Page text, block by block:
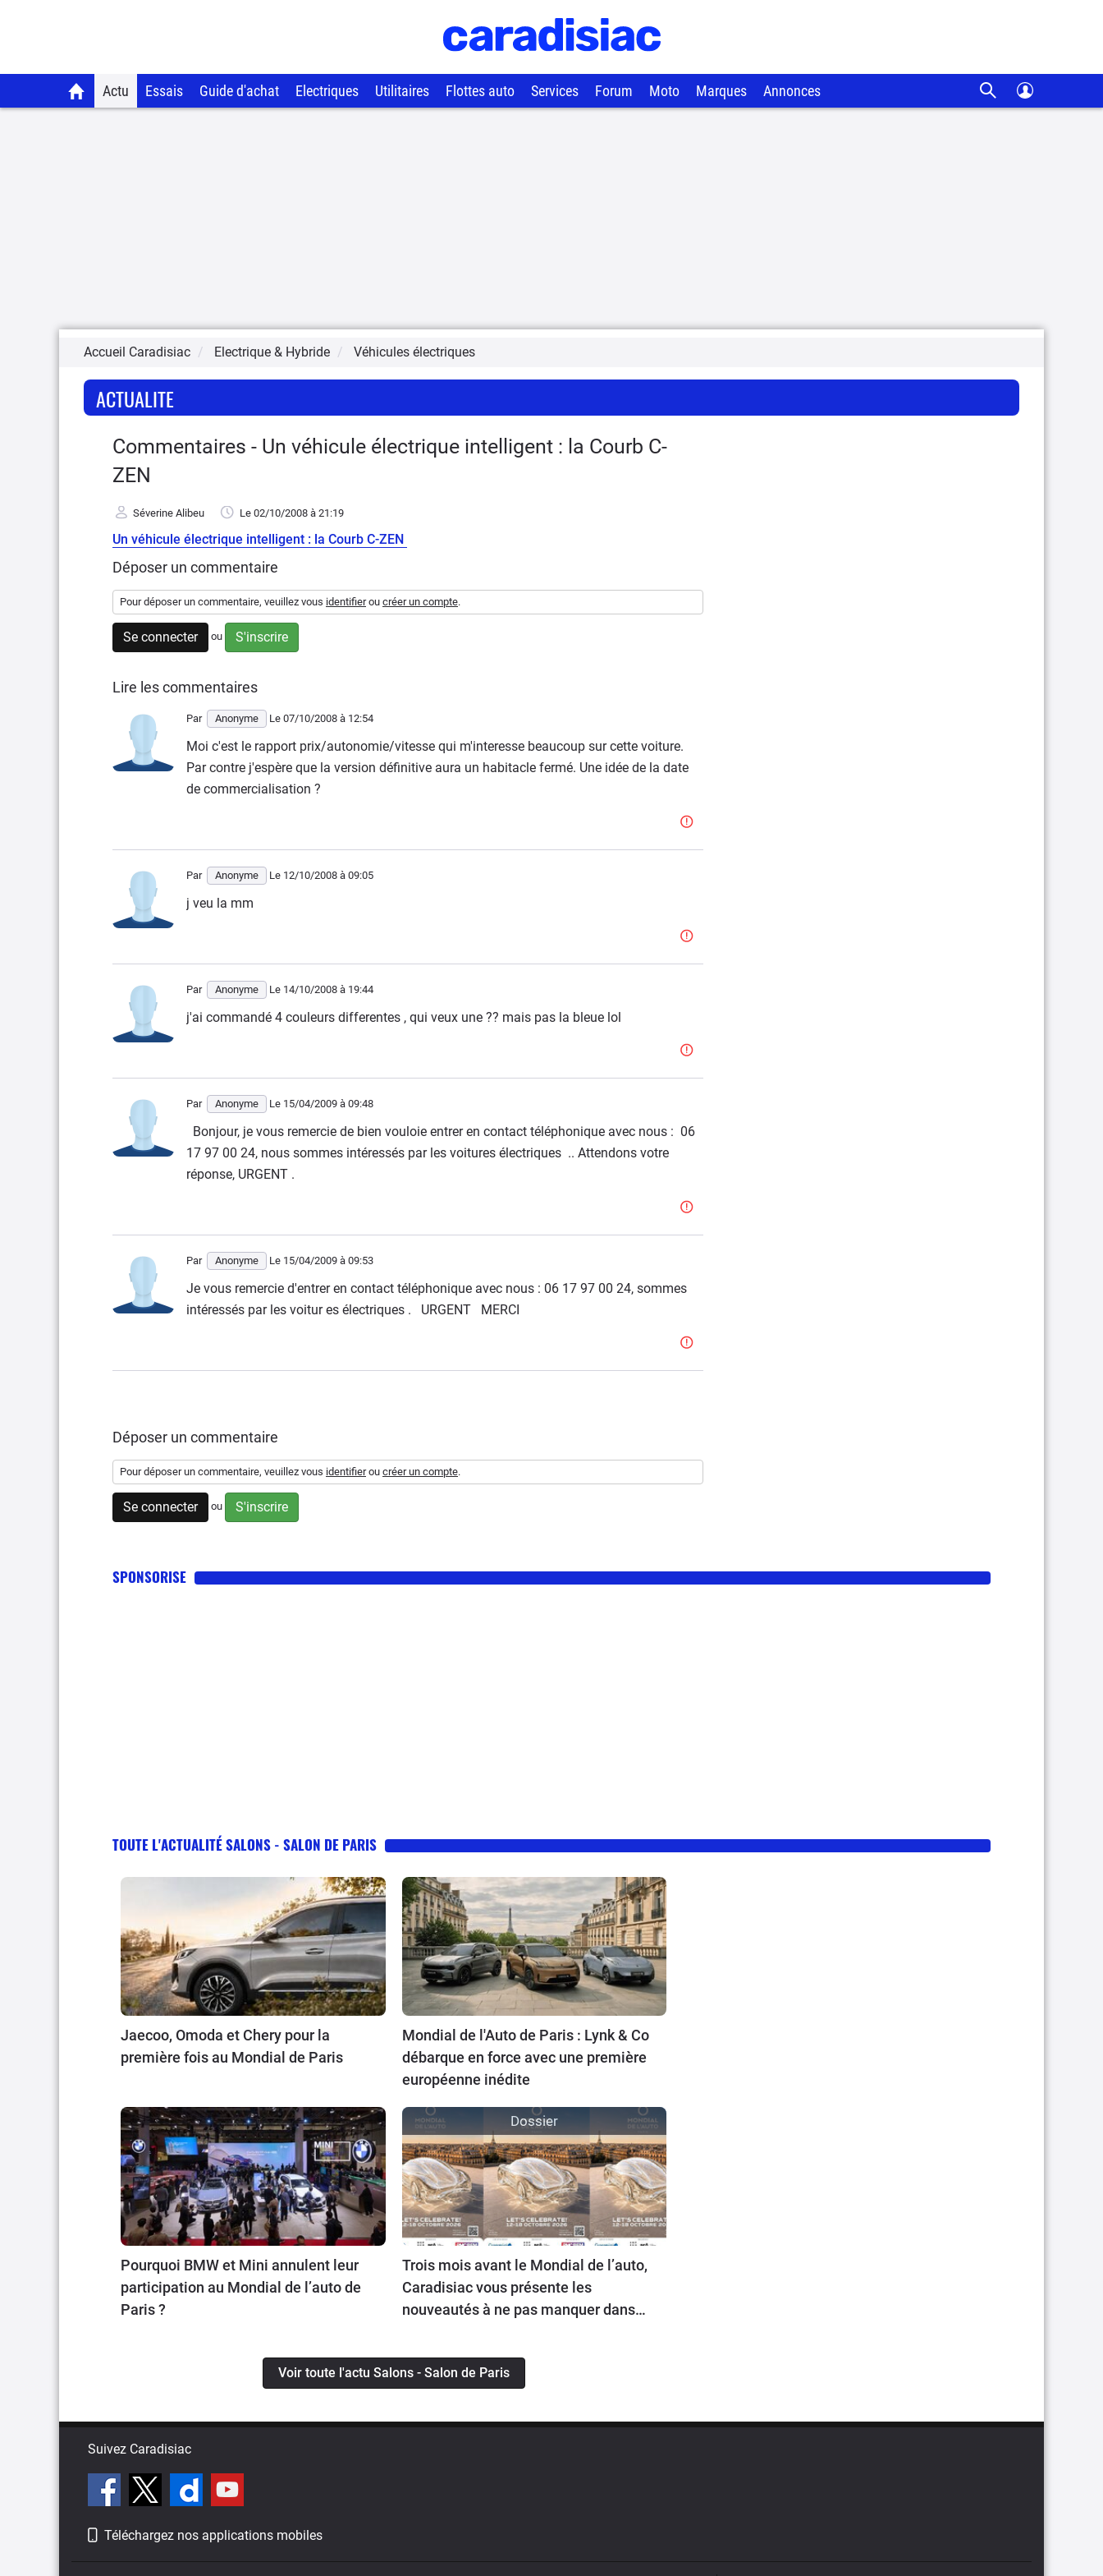
Actu Essais Guide d'achat Electriques Utilitaires Flottes auto Services Forum Moto Marques Annonces
Accueil Caradisiac Electrique & Hybride Véhicules électriques
ACTUALITE
Commentaires - Un véhicule électrique intelligent : la Courb C-
ZEN
Séverine Alibeu Le 02/10/2008 à 21:19
Un véhicule électrique intelligent : la Courb C-ZEN
Déposer un commentaire
Pour déposer un commentaire, veuillez vous identifierou créer un compte.
Se connecter ou S'inscrire
Lire les commentaires
Par Anonyme Le 07/10/2008 à 12:54
Moi c'est le rapport prix/autonomie/vitesse qui m'interesse beaucoup sur cette voiture.
Par contre j'espère que la version définitive aura un habitacle fermé. Une idée de la date
de commercialisation ?
Par Anonyme Le 12/10/2008 à 09:05
j veu la mm
Par Anonyme Le 14/10/2008 à 19:44
j'ai commandé 4 couleurs differentes , qui veux une ?? mais pas la bleue lol
Par Anonyme Le 15/04/2009 à 09:48
Bonjour, je vous remercie de bien vouloie entrer en contact téléphonique avec nous : 06
17 97 00 24, nous sommes intéressés par les voitures électriques .. Attendons votre
réponse, URGENT .
Par Anonyme Le 15/04/2009 à 09:53
Je vous remercie d'entrer en contact téléphonique avec nous : 06 17 97 00 24, sommes
intéressés par les voitur es électriques . URGENT MERCI
Déposer un commentaire
Pour déposer un commentaire, veuillez vous identifierou créer un compte.
Se connecter ou S'inscrire
SPONSORISE
TOUTE L'ACTUALITÉ SALONS - SALON DE PARIS
Jaecoo, Omoda et Chery pour la
première fois au Mondial de Paris
Mondial de l'Auto de Paris : Lynk & Co
débarque en force avec une première
européenne inédite
Pourquoi BMW et Mini annulent leur
participation au Mondial de l’auto de
Paris ?
Dossier
Trois mois avant le Mondial de l’auto,
Caradisiac vous présente les
nouveautés à ne pas manquer dans
salon le 12 octobre prochain.
Voir toute l'actu Salons - Salon de Paris
Suivez Caradisiac
Téléchargez nos applications mobiles